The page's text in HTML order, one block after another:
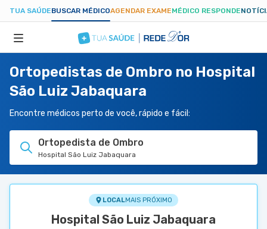
TUA SAÚDEBUSCAR MÉDICOAGENDAR EXAMEMÉDICO RESPONDE
ESPECIALIDADES
HOSPITAIS
TUASAUDE.COM
Ortopedistas de Ombro no Hospital
São Luiz Jabaquara
Encontre médicos perto de você, rápido e fácil:
Ortopedista de Ombro
Hospital São Luiz Jabaquara
LOCALMAIS PRÓXIMO
Hospital São Luiz Jabaquara